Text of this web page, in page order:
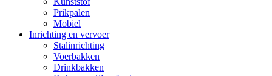
Prikpalen
Mobiel
Inrichting en vervoer
Stalinrichting
Voerbakken
Drinkbakken